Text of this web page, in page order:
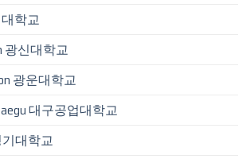
학교
광신대학교
광운대학교
대구공업대학교
기대학교